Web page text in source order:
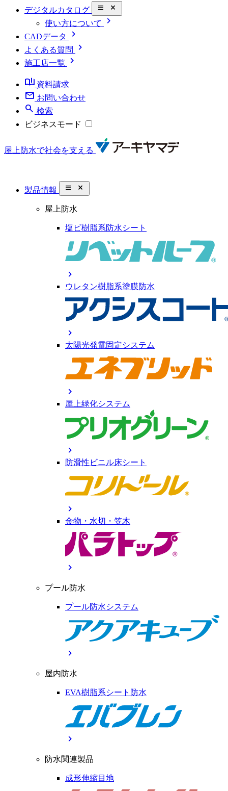
デジタルカタログ close_small
使い方について chevron_right
CADデータ chevron_right
よくある質問 chevron_right
施工店一覧
chevron_right
book_ribbon 資料請求
mail お問い合わせ
search 検索
ビジネスモード
屋上防水で社会を支える
製品情報 close_small
屋上防水
塩ビ樹脂系防水シート
chevron_right
ウレタン樹脂系塗膜防水
chevron_right
太陽光発電固定システム
chevron_right
屋上緑化システム
chevron_right
防滑性ビニル床シート
chevron_right
金物・水切・笠木
chevron_right
プール防水
プール防水システム
chevron_right
屋内防水
EVA樹脂系シート防水
chevron_right
防水関連製品
成形伸縮目地